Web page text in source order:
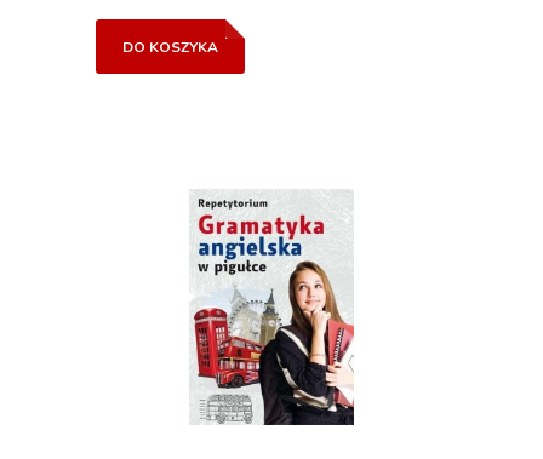
DO KOSZYKA